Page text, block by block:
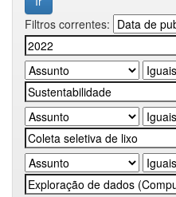
Filtros correntes: